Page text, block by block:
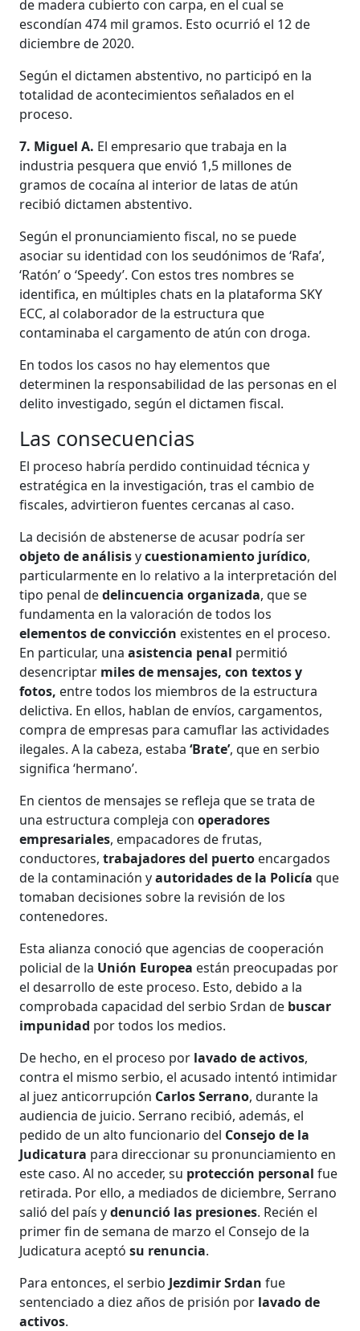
de madera cubierto con carpa, en el cual se
escondían 474 mil gramos. Esto ocurrió el 12 de
diciembre de 2020.
Según el dictamen abstentivo, no participó en la
totalidad de acontecimientos señalados en el
proceso.
7. Miguel A. El empresario que trabaja en la
industria pesquera que envió 1,5 millones de
gramos de cocaína al interior de latas de atún
recibió dictamen abstentivo.
Según el pronunciamiento fiscal, no se puede
asociar su identidad con los seudónimos de ‘Rafa’,
‘Ratón’ o ‘Speedy’. Con estos tres nombres se
identifica, en múltiples chats en la plataforma SKY
ECC, al colaborador de la estructura que
contaminaba el cargamento de atún con droga.
En todos los casos no hay elementos que
determinen la responsabilidad de las personas en el
delito investigado, según el dictamen fiscal.
Las consecuencias
El proceso habría perdido continuidad técnica y
estratégica en la investigación, tras el cambio de
fiscales, advirtieron fuentes cercanas al caso.
La decisión de abstenerse de acusar podría ser
objeto de análisisycuestionamiento jurídico,
particularmente en lo relativo a la interpretación del
tipo penal dedelincuencia organizada, que se
fundamenta en la valoración de todos los
elementos de convicción existentes en el proceso.
En particular, unaasistencia penal permitió
desencriptar miles de mensajes, con textos y
fotos, entre todos los miembros de la estructura
delictiva. En ellos, hablan de envíos, cargamentos,
compra de empresas para camuflar las actividades
ilegales. A la cabeza, estaba‘Brate’, que en serbio
significa ‘hermano’.
En cientos de mensajes se refleja que se trata de
una estructura compleja conoperadores
empresariales, empacadores de frutas,
conductores,trabajadores del puerto encargados
de la contaminación yautoridades de la Policía que
tomaban decisiones sobre la revisión de los
contenedores.
Esta alianza conoció que agencias de cooperación
policial de la Unión Europea están preocupadas por
el desarrollo de este proceso. Esto, debido a la
comprobada capacidad del serbio Srdan de buscar
impunidad por todos los medios.
De hecho, en el proceso por lavado de activos,
contra el mismo serbio, el acusado intentó intimidar
al juez anticorrupción Carlos Serrano, durante la
audiencia de juicio. Serrano recibió, además, el
pedido de un alto funcionario del Consejo de la
Judicatura para direccionar su pronunciamiento en
este caso. Al no acceder, su protección personal fue
retirada. Por ello, a mediados de diciembre, Serrano
salió del país ydenunció las presiones. Recién el
primer fin de semana de marzo el Consejo de la
Judicatura aceptósu renuncia.
Para entonces, el serbio Jezdimir Srdan fue
sentenciado a diez años de prisión por lavado de
activos.